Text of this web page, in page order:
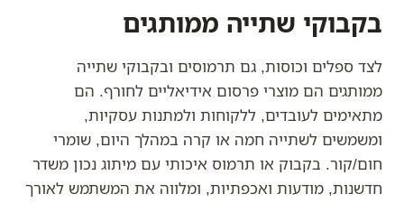
בקבוקי שתייה ממותגים
לצד ספלים וכוסות, גם תרמוסים ובקבוקי שתייה
ממותגים הם מוצרי פרסום אידיאליים לחורף. הם
מתאימים לעובדים, ללקוחות ולמתנות עסקיות,
ומשמשים לשתייה חמה או קרה במהלך היום, שומרי
חום/קור. בקבוק או תרמוס איכותי עם מיתוג נכון משדר
חדשנות, מודעות ואכפתיות, ומלווה את המשתמש לאורך